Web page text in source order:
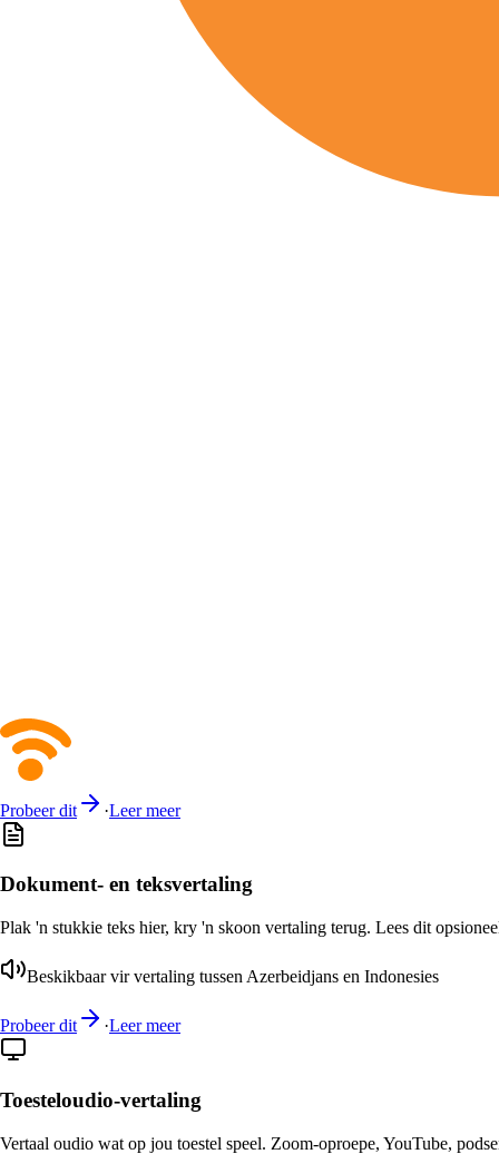
Probeer dit ·Leer meer
Dokument- en teksvertaling
Plak 'n stukkie teks hier, kry 'n skoon vertaling terug. Lees dit
Beskikbaar vir vertaling tussen Azerbeidjans en Indonesies
Probeer dit ·Leer meer
Toesteloudio-vertaling
Vertaal oudio wat op jou toestel speel. Zoom-oproepe, YouTube,